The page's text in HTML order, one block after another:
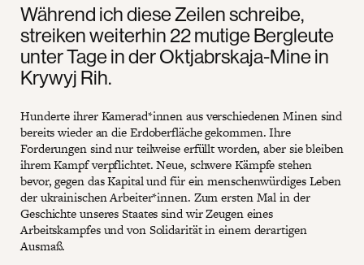
Während ich diese Zeilen schreibe,
streiken weiterhin 22 mutige Bergleute
unter Tage in der Oktjabrskaja-Mine in
Krywyj Rih.
Hunderte ihrer Kamerad*innen aus verschiedenen Minen sind
bereits wieder an die Erdoberfläche gekommen. Ihre
Forderungen sind nur teilweise erfüllt worden, aber sie bleiben
ihrem Kampf verpflichtet. Neue, schwere Kämpfe stehen
bevor, gegen das Kapital und für ein menschenwürdiges Leben
der ukrainischen Arbeiter*innen. Zum ersten Mal in der
Geschichte unseres Staates sind wir Zeugen eines
Arbeitskampfes und von Solidarität in einem derartigen
Ausmaß.